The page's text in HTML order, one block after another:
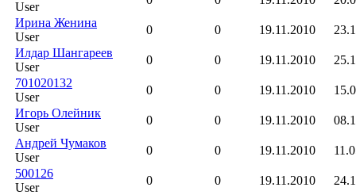
User
Ирина Женина
User
0 0 19.11.2010
Илдар Шангареев
User
0 0 19.11.2010
701020132
User
0 0 19.11.2010
Игорь Олейник
User
0 0 19.11.2010
Андрей Чумаков
User
0 0 19.11.2010
500126
User
0 0 19.11.2010